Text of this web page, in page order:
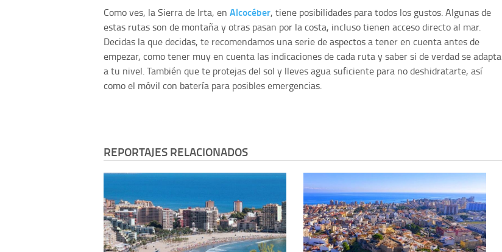
Como ves, la Sierra de Irta, en Alcocéber, tiene posibilidades para todos los gustos. Algunas de
estas rutas son de montaña y otras pasan por la costa, incluso tienen acceso directo al mar.
Decidas la que decidas, te recomendamos una serie de aspectos a tener en cuenta antes de
empezar, como tener muy en cuenta las indicaciones de cada ruta y saber si de verdad se adapta
a tu nivel. También que te protejas del sol y lleves agua suficiente para no deshidratarte, así
como el móvil con batería para posibles emergencias.
REPORTAJES RELACIONADOS